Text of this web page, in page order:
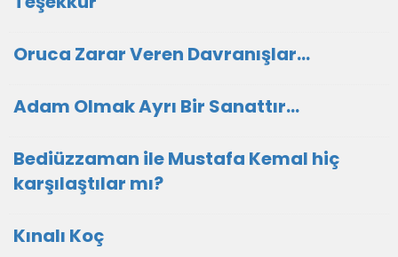
Oruca Zarar Veren Davranışlar…
Adam Olmak Ayrı Bir Sanattır…
Bediüzzaman ile Mustafa Kemal hiç
karşılaştılar mı?
Kınalı Koç